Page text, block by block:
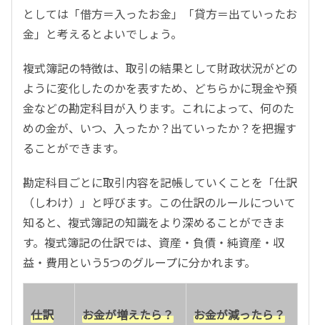
としては「借方＝入ったお金」「貸方＝出ていったお
金」と考えるとよいでしょう。
複式簿記の特徴は、取引の結果として財政状況がどの
ように変化したのかを表すため、どちらかに現金や預
金などの勘定科目が入ります。これによって、何のた
めの金が、いつ、入ったか？出ていったか？を把握す
ることができます。
勘定科目ごとに取引内容を記帳していくことを「仕訳
（しわけ）」と呼びます。この仕訳のルールについて
知ると、複式簿記の知識をより深めることができま
す。複式簿記の仕訳では、資産・負債・純資産・収
益・費用という5つのグループに分かれます。
仕訳 お金が増えたら？ お金が減ったら？